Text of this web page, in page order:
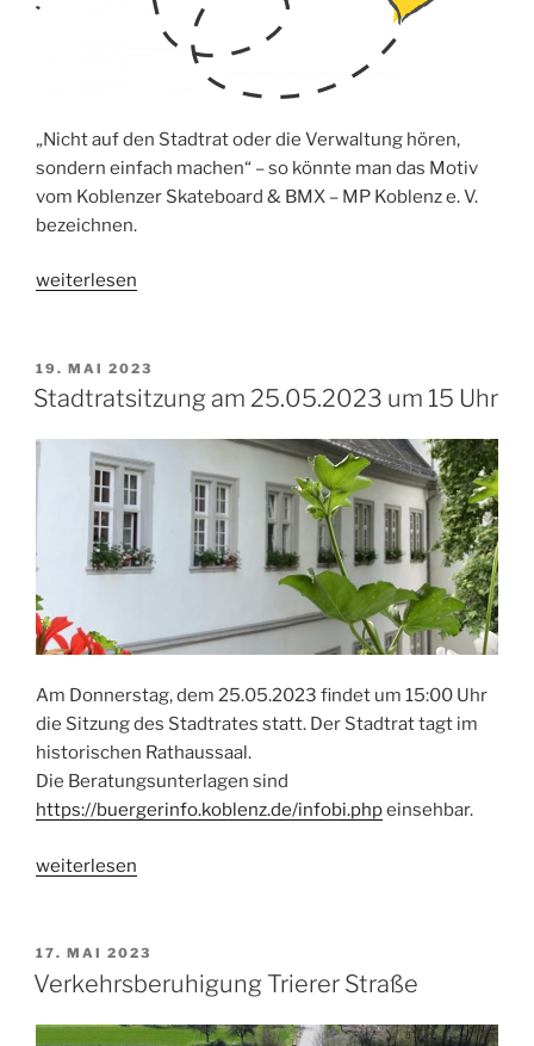
„Nicht auf den Stadtrat oder die Verwaltung hören,
sondern einfach machen“ – so könnte man das Motiv
vom Koblenzer Skateboard & BMX – MP Koblenz e. V.
bezeichnen.
„Bienenfutterautomat:
weiterlesen
VERÖFFENTLICHT
AM
19. MAI 2023
Stadtratsitzung am 25.05.2023 um 15 Uhr
Am Donnerstag, dem 25.05.2023 findet um 15:00 Uhr
die Sitzung des Stadtrates statt. Der Stadtrat tagt im
historischen Rathaussaal.
Die Beratungsunterlagen sind
https://buergerinfo.koblenz.de/infobi.phpeinsehbar.
„Stadtratsitzung
um
15
weiterlesen
VERÖFFENTLICHT
AM
17. MAI 2023
Verkehrsberuhigung Trierer Straße